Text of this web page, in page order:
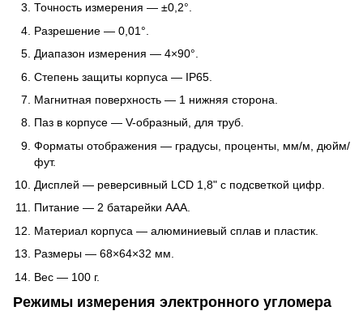
Точность измерения — ±0,2°.
Разрешение — 0,01°.
Диапазон измерения — 4×90°.
Степень защиты корпуса — IP65.
Магнитная поверхность — 1 нижняя сторона.
Паз в корпусе — V-образный, для труб.
Форматы отображения — градусы, проценты, мм/м, дюйм/
фут.
Дисплей — реверсивный LCD 1,8" с подсветкой цифр.
Питание — 2 батарейки AAA.
Материал корпуса — алюминиевый сплав и пластик.
Размеры — 68×64×32 мм.
Вес — 100 г.
Режимы измерения электронного угломера